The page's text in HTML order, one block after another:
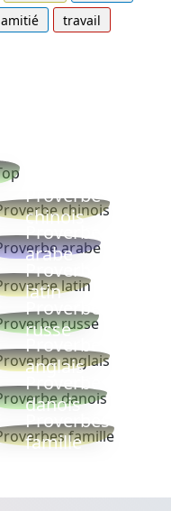
amitié
travail
Proverbe
chinois
Proverbe
arabe
Proverbe
latin
Proverbe
russe
Proverbe
anglais
Proverbe
danois
Proverbes
famille